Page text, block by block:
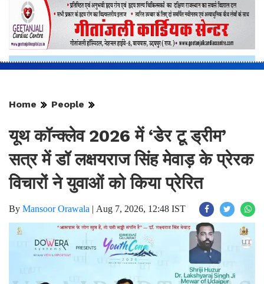
Home People
यूथ कॉन्क्लेव 2026 में ‘डेर टू ड्रीम’
सत्र में डॉ लक्षयराज सिंह मेवाड़ के प्रेरक
विचारों ने युवाओं को किया प्रेरित
By Mansoor Orawala Aug 7, 2026, 12:48 IST